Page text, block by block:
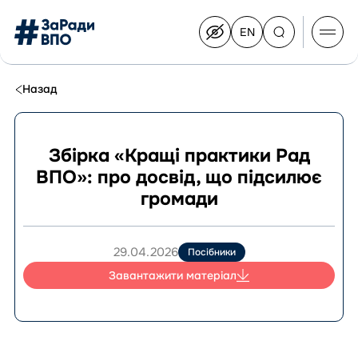
Switch
English
EN
Про Конгрес
Документи
Назад
Збірка «Кращі практики Рад
ВПО»: про досвід, що підсилює
громади
29.04.2026 Посібники
Завантажити матеріал